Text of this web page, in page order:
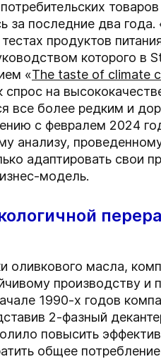
за последние два
продуктов
которого в
«The taste of climate
на
все более редким и
с февралем 2024
анализу,
адаптировать свои
модель.
масла,
производству и
1990-х годов
2-фазный
повысить
общее